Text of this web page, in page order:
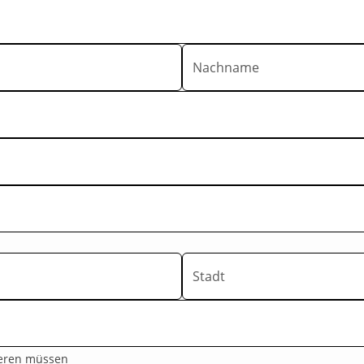
Nachname
Stadt
müssen